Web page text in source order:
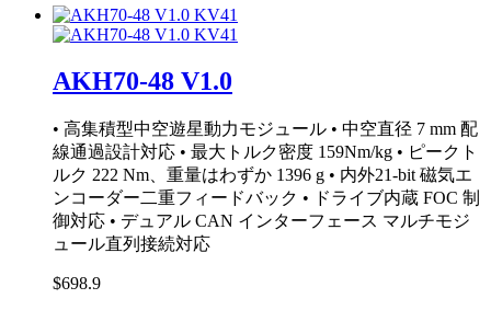
AKH70-48 V1.0
• 高集積型中空遊星動力モジュール • 中空直径 7 mm 配
線通過設計対応 • 最大トルク密度 159Nm/kg • ピークト
ルク 222 Nm、重量はわずか 1396 g • 内外21-bit 磁気エ
ンコーダー二重フィードバック • ドライブ内蔵 FOC 制
御対応 • デュアル CAN インターフェース マルチモジ
ュール直列接続対応
$698.9